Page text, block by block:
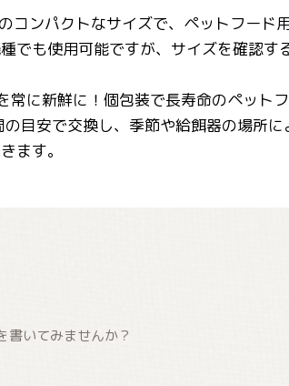
ンパクトなサイズで、ペットフード
でも使用可能ですが、サイズを確認す
に新鮮に！個包装で長寿命のペット
目安で交換し、季節や給餌器の場所
ます。
書いてみませんか？